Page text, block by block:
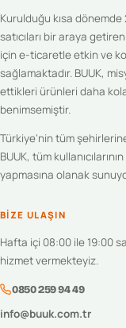
Kurulduğu kısa dönemde
satıcıları bir araya
için e-ticaretle etkin ve
sağlamaktadır. BUUK,
ettikleri ürünleri daha
benimsemiştir.
Türkiye'nin tüm
BUUK, tüm
yapmasına olanak
BIZE ULAŞIN
Hafta içi 08:00 ile 19:00
hizmet vermekteyiz.
0850 259 94 49
info@buuk.com.tr